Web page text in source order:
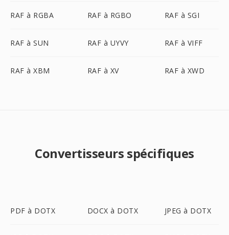
RAF à RGBA RAF à RGBO RAF à SGI
RAF à SUN RAF à UYVY RAF à VIFF
RAF à XBM RAF à XV RAF à XWD
Convertisseurs spécifiques
PDF à DOTX DOCX à DOTX JPEG à DOTX